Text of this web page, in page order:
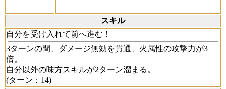
スキル
自分を受け入れて前へ進む！
3ターンの間、ダメージ無効を貫通、火属性の攻撃力が3
倍。
自分以外の味方スキルが2ターン溜まる。
(ターン：14)